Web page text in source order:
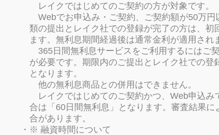
レイクではじめてのご契約の方が対象です。
Webでお申込み・ご契約、ご契約額が50万
類の提出とレイク社での登録が完了の方は、
ます。無利息期間経過後は通常金利が適用され
365日間無利息サービスをご利用するにはご
が必要です。期限内のご提出とレイク社での
となります。
他の無利息商品との併用はできません。
レイクではじめてのご契約かつ、Web申込み
合は「60日間無利息」となります。審査結果
合があります。
※ 融資時間について